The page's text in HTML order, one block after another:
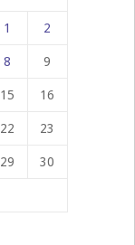
1 2
8 9
15 16
22 23
29 30